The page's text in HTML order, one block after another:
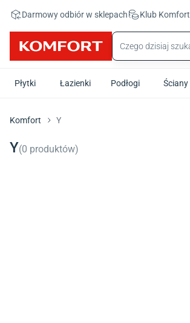
Darmowy odbiór w sklepach Klub Komfort
Płytki Łazienki Podłogi Ściany
Komfort Y
Y(0 produktów)